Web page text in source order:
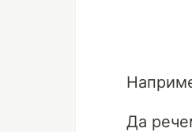
Да